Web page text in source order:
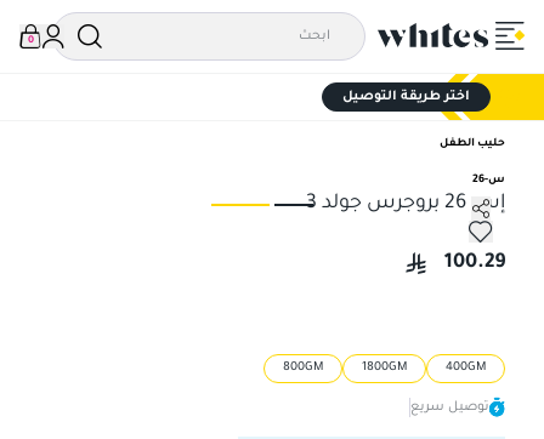
0
اختر طريقة التوصيل
حليب الطفل
س-26
إس 26 بروجرس جولد 3
إس 26 بروجرس جولد 3
100.29
400GM
1800GM
800GM
توصيل سريع